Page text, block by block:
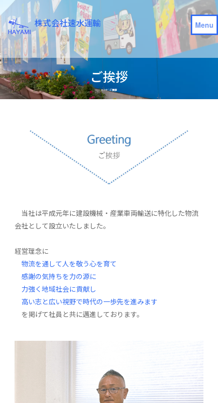
株式会社速水運輸
ご挨拶
HOME ご挨拶
当社は平成元年に建設機械・産業車両輸送に特化した物流
会社として設立いたしました。
経営理念に
物流を通して人を敬う心を育て
感謝の気持ちを力の源に
力強く地域社会に貢献し
高い志と広い視野で時代の一歩先を進みます
を掲げて社員と共に邁進しております。